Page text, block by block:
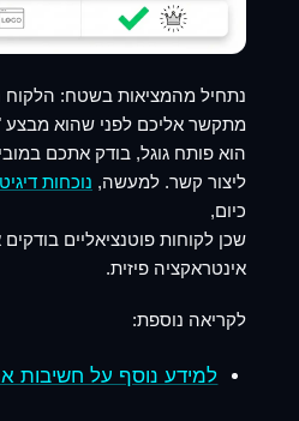
נתחיל מהמציאות בשטח: הלקוח
מתקשר אליכם לפני שהוא מבצע
הוא פותח גוגל, בודק אתכם
ליצור קשר. למעשה, נוכחות
כיום,
שכן לקוחות פוטנציאליים
אינטראקציה פיזית.
לקריאה נוספת:
למידע נוסף על חשיבות